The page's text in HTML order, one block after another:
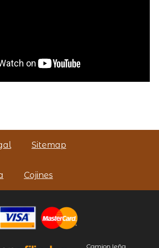
Sitemap
Cojines
Camion leña